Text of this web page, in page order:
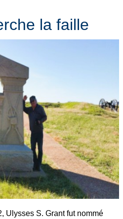
la faille
Ulysses S. Grant fut nommé